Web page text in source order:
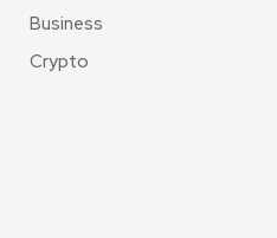
Business
Crypto